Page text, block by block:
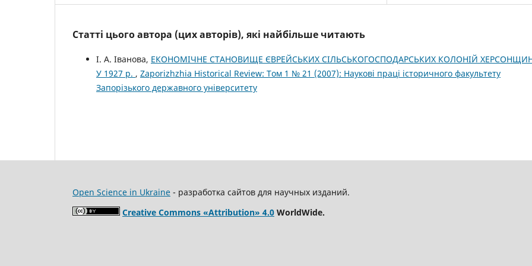
Статті цього автора (цих авторів), які найбільше читають
І. А. Іванова, ЕКОНОМІЧНЕ СТАНОВИЩЕ ЄВРЕЙСЬКИХ СІЛЬСЬКОГОСПОДАРСЬКИХ КОЛОНІЙ
У 1927 р. , Zaporizhzhia Historical Review: Том 1 № 21 (2007): Наукові праці історичного факультету
Запорізького державного університету
Open Science in Ukraine - разработка сайтов для научных изданий.
Creative Commons «Attribution» 4.0 WorldWide.